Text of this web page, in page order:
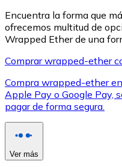
XRP
XRP
Ver todo
Encuentra la forma que
ofrecemos multitud de
Wrapped Ether de una
Comprar wrapped-ether
Compra wrapped-ether
Apple Pay o Google Pay,
pagar de forma segura.
Ver más